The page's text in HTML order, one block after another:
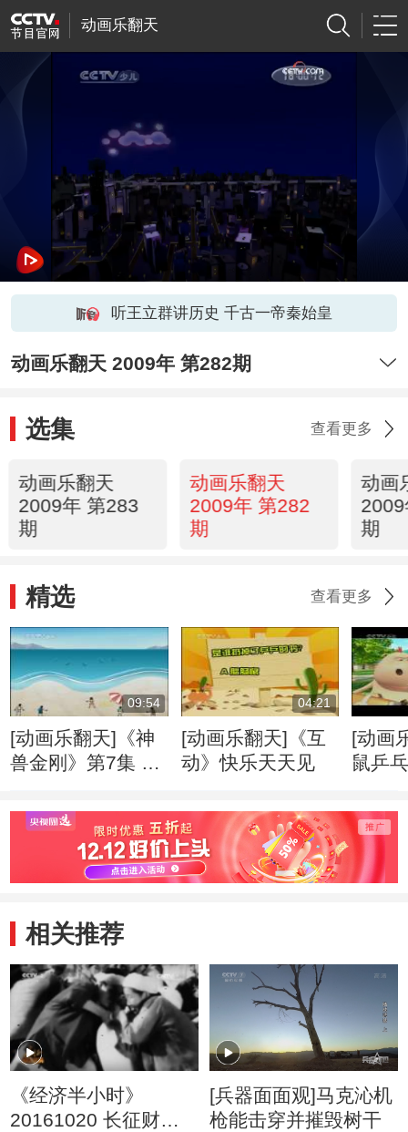
动画乐翻天
听王立群讲历史 千古一帝秦始皇
动画乐翻天 2009年 第282期
选集 查看更多
动画乐翻天
2009年 第283
期
动画乐翻天
2009年 第282
期
动画
期
精选 查看更多
09:54
[动画乐翻天]《神
兽金刚》第7集 地
04:21
[动画乐翻天]《互
动》快乐天天见
[动画
鼠乒
弥彰
相关推荐
《经济半小时》
20161020 长征财经
[兵器面面观]马克沁机
枪能击穿并摧毁树干